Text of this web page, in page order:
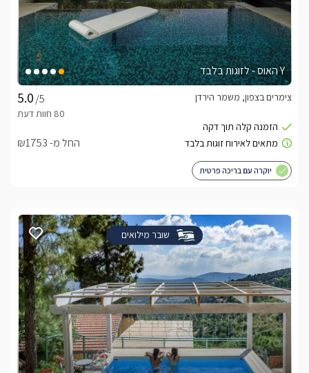
Y האוס - לזוגות בלבד
/5
צימרים בצפון, משמר הירדן
החל מ- ₪1753
יוקרה עם בריכה פרטית
שובר מילואים